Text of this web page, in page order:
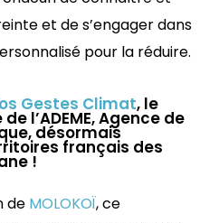
et de s’engager dans
pour la réduire.
Gestes Climat, le
l’ADEME, Agence de
désormais
français des
!
de MOLOKOÏ, ce